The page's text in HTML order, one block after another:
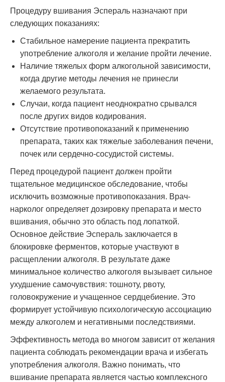
Процедуру вшивания Эспераль назначают при
следующих показаниях:
Стабильное намерение пациента прекратить
употребление алкоголя и желание пройти лечение.
Наличие тяжелых форм алкогольной зависимости,
когда другие методы лечения не принесли
желаемого результата.
Случаи, когда пациент неоднократно срывался
после других видов кодирования.
Отсутствие противопоказаний к применению
препарата, таких как тяжелые заболевания печени,
почек или сердечно-сосудистой системы.
Перед процедурой пациент должен пройти
тщательное медицинское обследование, чтобы
исключить возможные противопоказания. Врач-
нарколог определяет дозировку препарата и место
вшивания, обычно это область под лопаткой.
Основное действие Эспераль заключается в
блокировке ферментов, которые участвуют в
расщеплении алкоголя. В результате даже
минимальное количество алкоголя вызывает сильное
ухудшение самочувствия: тошноту, рвоту,
головокружение и учащенное сердцебиение. Это
формирует устойчивую психологическую ассоциацию
между алкоголем и негативными последствиями.
Эффективность метода во многом зависит от желания
пациента соблюдать рекомендации врача и избегать
употребления алкоголя. Важно понимать, что
вшивание препарата является частью комплексного